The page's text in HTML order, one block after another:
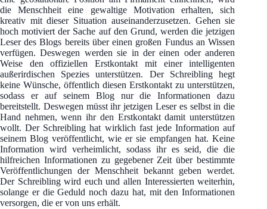
die Menschheit eine gewaltige Motivation erhalten, sich
kreativ mit dieser Situation auseinanderzusetzen. Gehen sie
hoch motiviert der Sache auf den Grund, werden die jetzigen
Leser des Blogs bereits über einen großen Fundus an Wissen
verfügen. Deswegen werden sie in der einen oder anderen
Weise den offiziellen Erstkontakt mit einer intelligenten
außerirdischen Spezies unterstützen. Der Schreibling hegt
keine Wünsche, öffentlich diesen Erstkontakt zu unterstützen,
sodass er auf seinem Blog nur die Informationen dazu
bereitstellt. Deswegen müsst ihr jetzigen Leser es selbst in die
Hand nehmen, wenn ihr den Erstkontakt damit unterstützen
wollt. Der Schreibling hat wirklich fast jede Information auf
seinem Blog veröffentlicht, wie er sie empfangen hat. Keine
Information wird verheimlicht, sodass ihr es seid, die die
hilfreichen Informationen zu gegebener Zeit über bestimmte
Veröffentlichungen der Menschheit bekannt geben werdet.
Der Schreibling wird euch und allen Interessierten weiterhin,
solange er die Geduld noch dazu hat, mit den Informationen
versorgen, die er von uns erhält.